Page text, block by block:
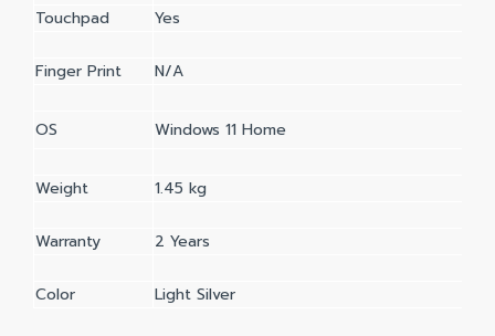
Touchpad Yes
Finger Print N/A
OS Windows 11 Home
Weight 1.45 kg
Warranty 2 Years
Color Light Silver